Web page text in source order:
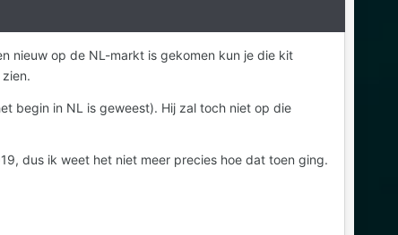
nieuw op de NL-markt is gekomen kun je die kit
begin in NL is geweest). Hij zal toch niet op die
dus ik weet het niet meer precies hoe dat toen ging.